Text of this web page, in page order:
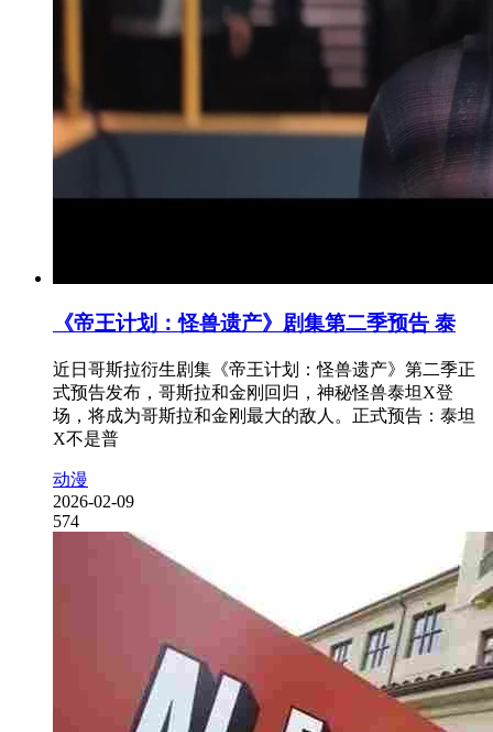
《帝王计划：怪兽遗产》剧集第二季预告 泰
近日哥斯拉衍生剧集《帝王计划：怪兽遗产》第二季正
式预告发布，哥斯拉和金刚回归，神秘怪兽泰坦X登
场，将成为哥斯拉和金刚最大的敌人。正式预告：泰坦
X不是普
动漫
2026-02-09
574